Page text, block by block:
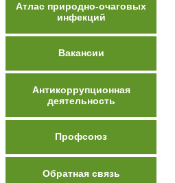
Атлас природно-очаговых
инфекций
Вакансии
Антикоррупционная
деятельность
Профсоюз
Обратная связь